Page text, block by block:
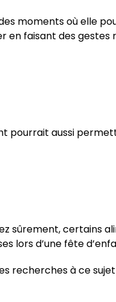
moments où elle
en faisant des gestes
pourrait aussi
sûrement, certains
lors d’une fête
recherches à ce